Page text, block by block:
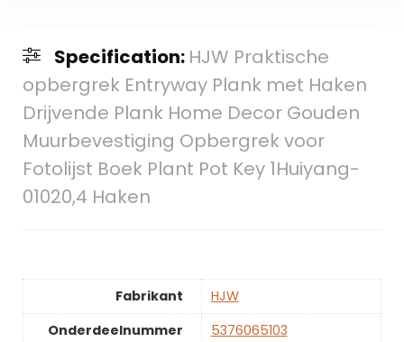
Specification: HJW Praktische
opbergrek Entryway Plank met Haken
Drijvende Plank Home Decor Gouden
Muurbevestiging Opbergrek voor
Fotolijst Boek Plant Pot Key 1Huiyang-
01020,4 Haken
Fabrikant
‎HJW
Onderdeelnummer
‎5376065103